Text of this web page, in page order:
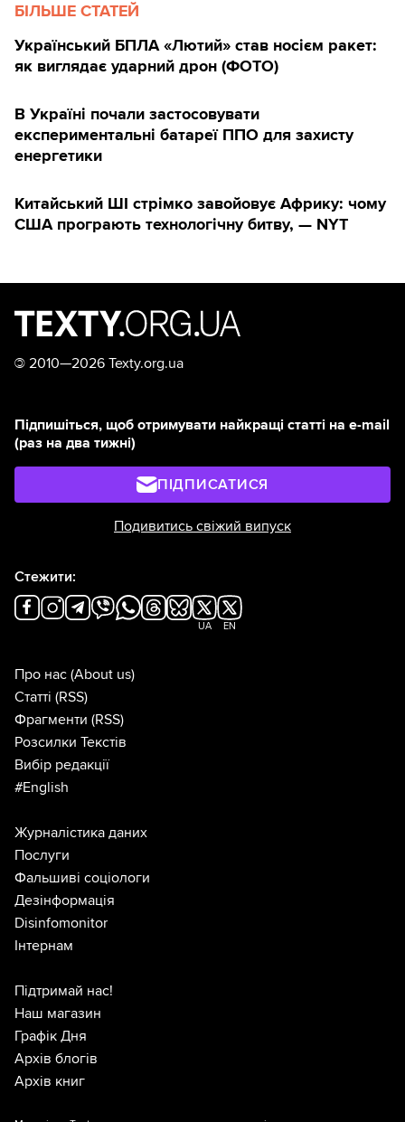
БІЛЬШЕ СТАТЕЙ
Український БПЛА «Лютий» став носієм ракет:
як виглядає ударний дрон (ФОТО)
В Україні почали застосовувати
експериментальні батареї ППО для захисту
енергетики
Китайський ШІ стрімко завойовує Африку: чому
США програють технологічну битву, — NYT
© 2010—2026 Texty.org.ua
Підпишіться, щоб отримувати найкращі статті на e-mail
(раз на два тижні)
ПІДПИСАТИСЯ
Подивитись свіжий випуск
Стежити:
UA EN
Про нас (About us)
Статті (RSS)
Фрагменти (RSS)
Розсилки Текстів
Вибір редакції
#English
Журналістика даних
Послуги
Фальшиві соціологи
Дезінформація
Disinfomonitor
Інтернам
Підтримай нас!
Наш магазин
Графік Дня
Архів блогів
Архів книг